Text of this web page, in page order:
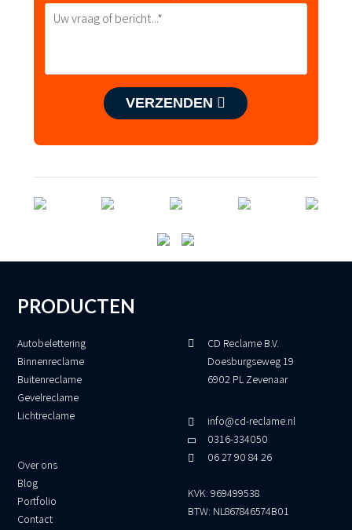
VERZENDEN
PRODUCTEN
Autobelettering
Binnenreclame
Buitenreclame
Gevelreclame
Lichtreclame
Over ons
Blog
Portfolio
Contact
CD Reclame B.V.
Doesburgseweg 19
6902 PL Zevenaar
info@cd-reclame.nl
0316-334050
06 27 90 84 26
KVK: 969499538
BTW: NL867846574B01